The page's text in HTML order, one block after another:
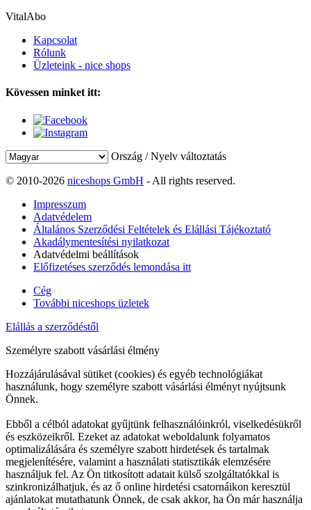
VitalAbo
Kapcsolat
Rólunk
Üzleteink - nice shops
Kövessen minket itt:
Ország / Nyelv változtatás
© 2010-2026 niceshops GmbH - All rights reserved.
Impresszum
Adatvédelem
Általános Szerződési Feltételek és Elállási Tájékoztató
Akadálymentesítési nyilatkozat
Adatvédelmi beállítások
Előfizetéses szerződés lemondása itt
Cég
További niceshops üzletek
Elállás a szerződéstől
Személyre szabott vásárlási élmény
Hozzájárulásával sütiket (cookies) és egyéb technológiákat
használunk, hogy személyre szabott vásárlási élményt nyújtsunk
Önnek.
Ebből a célból adatokat gyűjtünk felhasználóinkról, viselkedésükről
és eszközeikről. Ezeket az adatokat weboldalunk folyamatos
optimalizálására és személyre szabott hirdetések és tartalmak
megjelenítésére, valamint a használati statisztikák elemzésére
használjuk fel. Az Ön titkosított adatait külső szolgáltatókkal is
szinkronizálhatjuk, és az ő online hirdetési csatornáikon keresztül
ajánlatokat mutathatunk Önnek, de csak akkor, ha Ön már használja